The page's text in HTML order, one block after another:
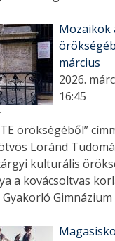
Mozaikok
március
2026.
16:45
örökségéből”
Loránd
kulturális
a kovácsoltvas
Gimnázium